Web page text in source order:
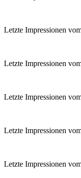
Letzte Impressionen
Letzte Impressionen
Letzte Impressionen
Letzte Impressionen
Letzte Impressionen